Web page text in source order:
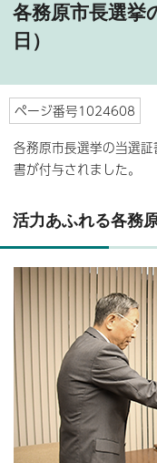
各務原市長選挙
日）
ページ番号1024608
各務原市長選挙の当選
書が付与されました。
活力あふれる各務